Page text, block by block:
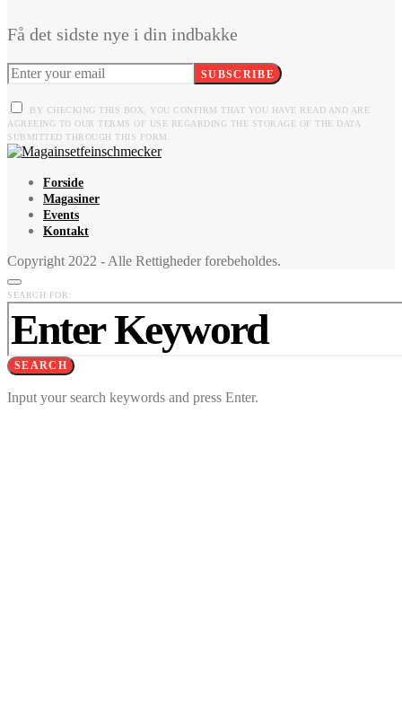
Få det sidste nye i din indbakke
SUBSCRIBE
BY CHECKING THIS BOX, YOU CONFIRM THAT YOU HAVE READ AND ARE
AGREEING TO OUR TERMS OF USE REGARDING THE STORAGE OF THE DATA
SUBMITTED THROUGH THIS FORM.
Forside
Magasiner
Events
Kontakt
Copyright 2022 - Alle Rettigheder forebeholdes.
SEARCH FOR:
SEARCH
Input your search keywords and press Enter.